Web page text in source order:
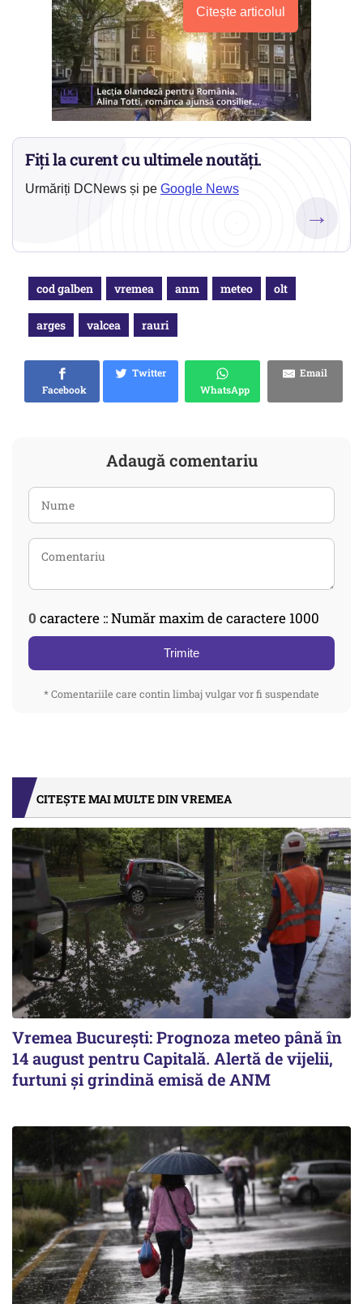
Citește articolul
Fiți la curent cu ultimele noutăți.
Urmăriți DCNews și pe Google News
→
cod galben vremea anm meteo olt
arges valcea rauri
Facebook
Twitter
WhatsApp
Email
Adaugă comentariu
0 caractere :: Număr maxim de caractere 1000
Trimite
* Comentariile care contin limbaj vulgar vor fi suspendate
CITEȘTE MAI MULTE DIN VREMEA
Vremea București: Prognoza meteo până în
14 august pentru Capitală. Alertă de vijelii,
furtuni și grindină emisă de ANM